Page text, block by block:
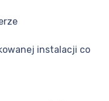
instalacji co